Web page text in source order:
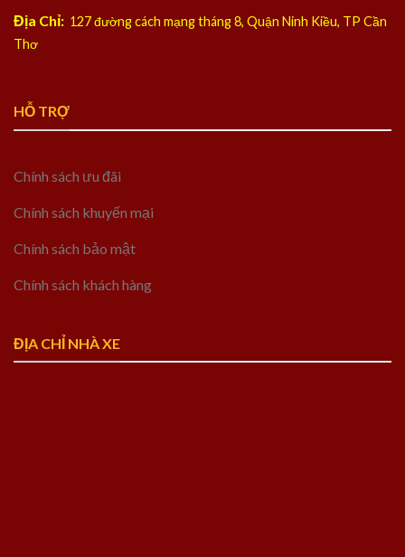
Địa Chỉ: 127 đường cách mạng tháng 8, Quận Ninh Kiều, TP Cần
Thơ
HỖ TRỢ
Chính sách ưu đãi
Chính sách khuyến mại
Chính sách bảo mật
Chính sách khách hàng
ĐỊA CHỈ NHÀ XE